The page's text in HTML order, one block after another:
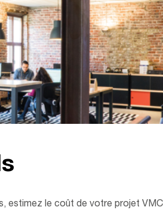
estimez le coût de votre projet VMC